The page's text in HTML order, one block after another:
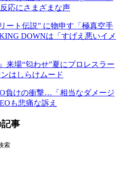
応にさまざまな声
ート伝説” に物申す「極真空手
DOWNは「すげえ悪いイメ
来場“匂わせ”夏にプロレスラー
はしらけムード
負けの衝撃…「相当なダメージ
も悲痛な訴え
事